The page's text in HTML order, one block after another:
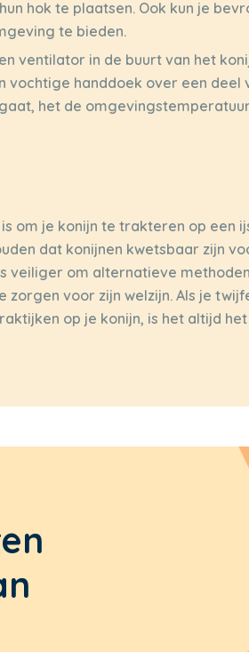
hok te plaatsen. Ook kun je
te bieden.
ventilator in de buurt van het
vochtige handdoek over een deel
het de
om je konijn te trakteren op een
dat konijnen kwetsbaar zijn
veiliger om alternatieve
zorgen voor zijn welzijn. Als je
op je konijn, is het altijd